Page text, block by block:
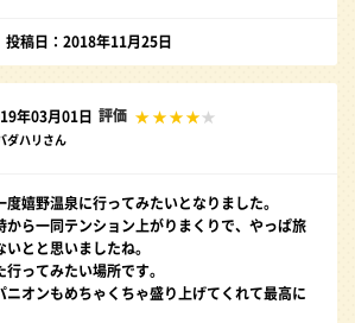
投稿日：2018年11月25日
年03月01日 評価
ダハリさん
嬉野温泉に行ってみたいとなりました。
から一同テンション上がりまくりで、やっぱ旅
とと思いましたね。
ってみたい場所です。
ニオンもめちゃくちゃ盛り上げてくれて最高に